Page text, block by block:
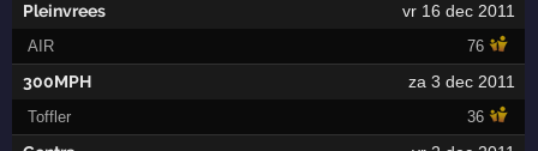
Pleinvrees vr 16 dec 2011
AIR 76
300MPH za 3 dec 2011
Toffler 36